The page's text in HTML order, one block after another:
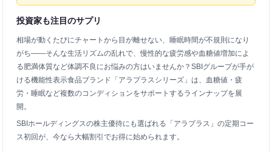
投資家も注目のサプリ
相場が動くたびにチャートから目が離せない、睡眠時間が不規則になり
がち——そんな生活リズムの乱れで、慢性的な疲労感や血糖値増加によ
る肥満体質など体調不良にお悩みの方はいませんか？SBIグループが手が
ける機能性表示食品ブランド「アラプラスシリーズ」は、血糖値・疲
労・睡眠など複数のコンディションをサポートするラインナップを展
開。
SBIホールディングスの株主優待にも選ばれる「アラプラス」の定期コー
ス初回が、今なら大幅割引でお得に始められます。